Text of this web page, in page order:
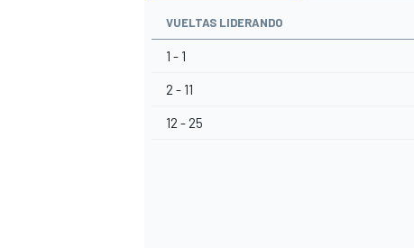
VUELTAS LIDERANDO
1 - 1
2 - 11
12 - 25